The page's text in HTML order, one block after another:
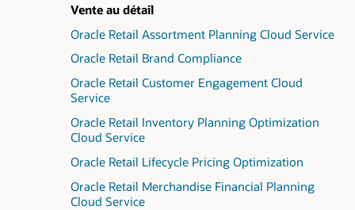
Vente au détail
Oracle Retail Assortment Planning Cloud Service
Oracle Retail Brand Compliance
Oracle Retail Customer Engagement Cloud
Service
Oracle Retail Inventory Planning Optimization
Cloud Service
Oracle Retail Lifecycle Pricing Optimization
Oracle Retail Merchandise Financial Planning
Cloud Service